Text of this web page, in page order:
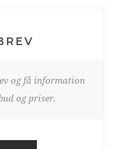
og få information
og priser.